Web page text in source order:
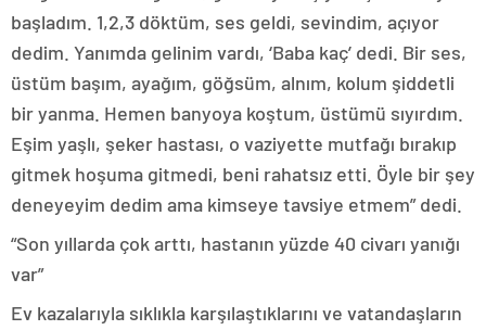
başladım. 1,2,3 döktüm, ses geldi, sevindim, açıyor
dedim. Yanımda gelinim vardı, ‘Baba kaç’ dedi. Bir ses,
üstüm başım, ayağım, göğsüm, alnım, kolum şiddetli
bir yanma. Hemen banyoya koştum, üstümü sıyırdım.
Eşim yaşlı, şeker hastası, o vaziyette mutfağı bırakıp
gitmek hoşuma gitmedi, beni rahatsız etti. Öyle bir şey
deneyeyim dedim ama kimseye tavsiye etmem” dedi.
“Son yıllarda çok arttı, hastanın yüzde 40 civarı yanığı
var”
Ev kazalarıyla sıklıkla karşılaştıklarını ve vatandaşların